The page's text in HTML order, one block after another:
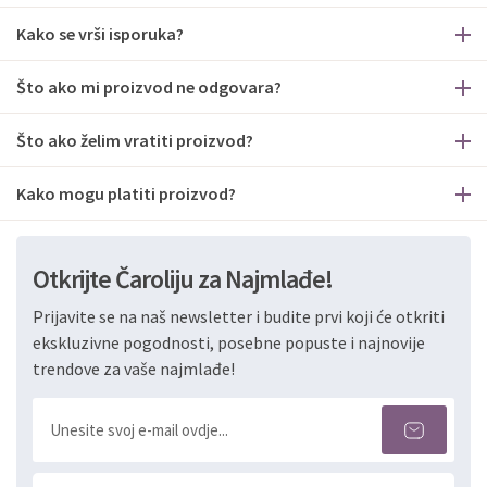
Kako se vrši isporuka?
Što ako mi proizvod ne odgovara?
Što ako želim vratiti proizvod?
Kako mogu platiti proizvod?
Otkrijte Čaroliju za Najmlađe!
Prijavite se na naš newsletter i budite prvi koji će otkriti
ekskluzivne pogodnosti, posebne popuste i najnovije
trendove za vaše najmlađe!